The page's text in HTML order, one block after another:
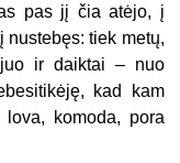
pas jį čia atėjo, į
nustebęs: tiek metų,
ir daiktai – nuo
kad kam
komoda, pora